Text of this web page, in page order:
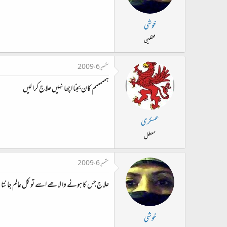
خوشی
محفلین
عسکری
معطل
ستمبر 6، 2009
ہمممممم کان بجنا اچھا نہیں علاج کرا لیں
خوشی
ستمبر 6، 2009
علاج جس کا ہونے وا لا ھے اسے تو کل عالم